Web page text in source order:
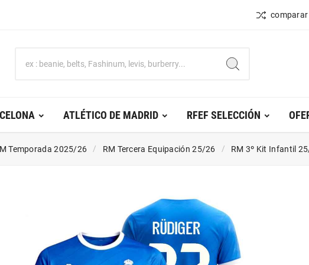
comparar
ATLÉTICO DE MADRID RFEF SELECCIÓN
Temporada 2025/26 RM Tercera Equipación 25/26 RM 3º Kit Infantil